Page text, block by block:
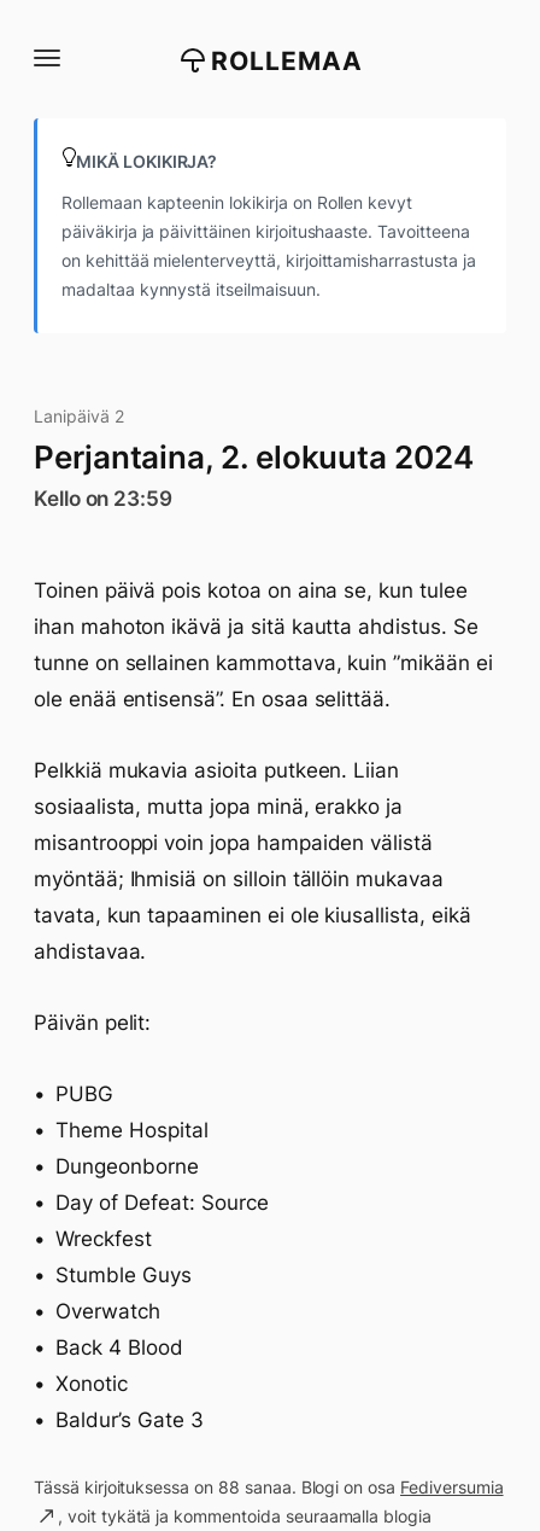
suoraan
ROLLEMAA
MIKÄ LOKIKIRJA?
Rollemaan kapteenin lokikirja on Rollen kevyt
päiväkirja ja päivittäinen kirjoitushaaste. Tavoitteena
on kehittää mielenterveyttä, kirjoittamisharrastusta ja
madaltaa kynnystä itseilmaisuun.
Lanipäivä 2
Perjantaina, 2. elokuuta 2024
Kello on 23:59
Toinen päivä pois kotoa on aina se, kun tulee
ihan mahoton ikävä ja sitä kautta ahdistus. Se
tunne on sellainen kammottava, kuin ”mikään ei
ole enää entisensä”. En osaa selittää.
Pelkkiä mukavia asioita putkeen. Liian
sosiaalista, mutta jopa minä, erakko ja
misantrooppi voin jopa hampaiden välistä
myöntää; Ihmisiä on silloin tällöin mukavaa
tavata, kun tapaaminen ei ole kiusallista, eikä
ahdistavaa.
Päivän pelit:
PUBG
Theme Hospital
Dungeonborne
Day of Defeat: Source
Wreckfest
Stumble Guys
Overwatch
Back 4 Blood
Xonotic
Baldur’s Gate 3
Tässä kirjoituksessa on 88 sanaa. Blogi on osa Fediversumia
, voit tykätä ja kommentoida seuraamalla blogia